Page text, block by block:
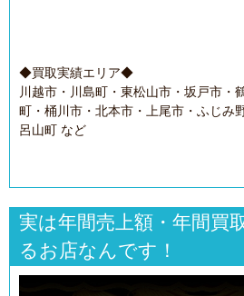
◆買取実績エリア◆
川越市・川島町・東松山市・坂戸市・
町・桶川市・北本市・上尾市・ふじみ
呂山町 など
実は年間売上額・年間買
るお店なんです！